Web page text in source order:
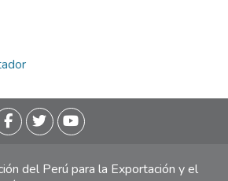
del Perú para la Exportación y el